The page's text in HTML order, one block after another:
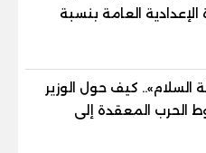
الإعدادية العامة بنسبة
كيف حول الوزير
الحرب المعقدة إلى
والإعمار؟